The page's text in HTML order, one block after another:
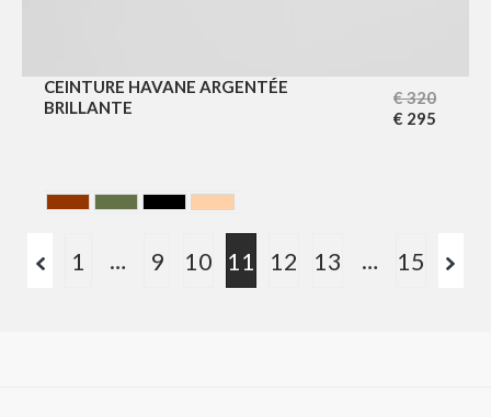
CEINTURE HAVANE ARGENTÉE
BRILLANTE
€320
€ 295
1 … 9 10 11 12 13 … 15